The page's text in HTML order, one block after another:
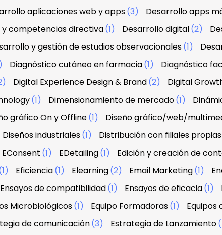
aplicaciones web y apps(3) Desarrollo apps
y competencias directiva(1) Desarrollo digital(2)
y gestión de estudios observacionales(1)
Diagnóstico cutáneo en farmacia(1) Diagnóstico
Digital Experience Design & Brand(2) Digital
(1) Dimensionamiento de mercado(1)
gráfico On y Offline(1) Diseño gráfico/web/
Diseños industriales(1) Distribución con filiales propias
EConsent (1) EDetailing(1) Edición y creación de
Eficiencia(1) Elearning(2) Email Marketing(1)
Ensayos de compatibilidad(1) Ensayos de eficacia(1)
Microbiológicos(1) Equipo Formadoras(1) Equipos
de comunicación(3) Estrategia de Lanzamiento